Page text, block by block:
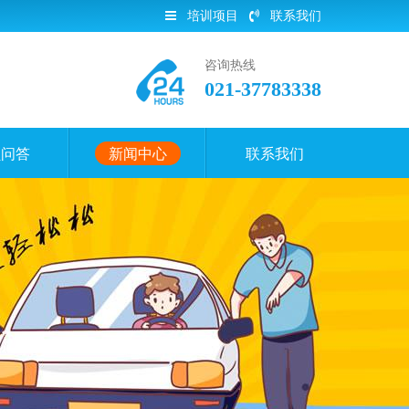
培训项目 联系我们
咨询热线
021-37783338
答 新闻中心 联系我们